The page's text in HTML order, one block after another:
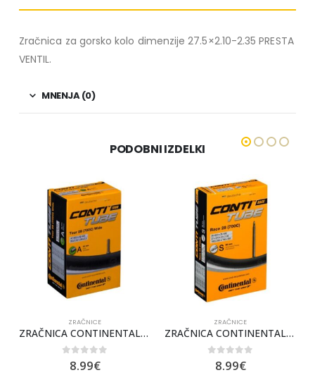
Zračnica za gorsko kolo dimenzije 27.5×2.10-2.35 PRESTA
VENTIL.
MNENJA (0)
PODOBNI IZDELKI
ZRAČNICE
ZRAČNICA CONTINENTAL CESTNA
out of 5
8.99€
ZRAČNICE
ZRAČNICA CONTINENTAL 28″ PRESTA 18-25/622, ventil 42mm
out of 5
8.99€